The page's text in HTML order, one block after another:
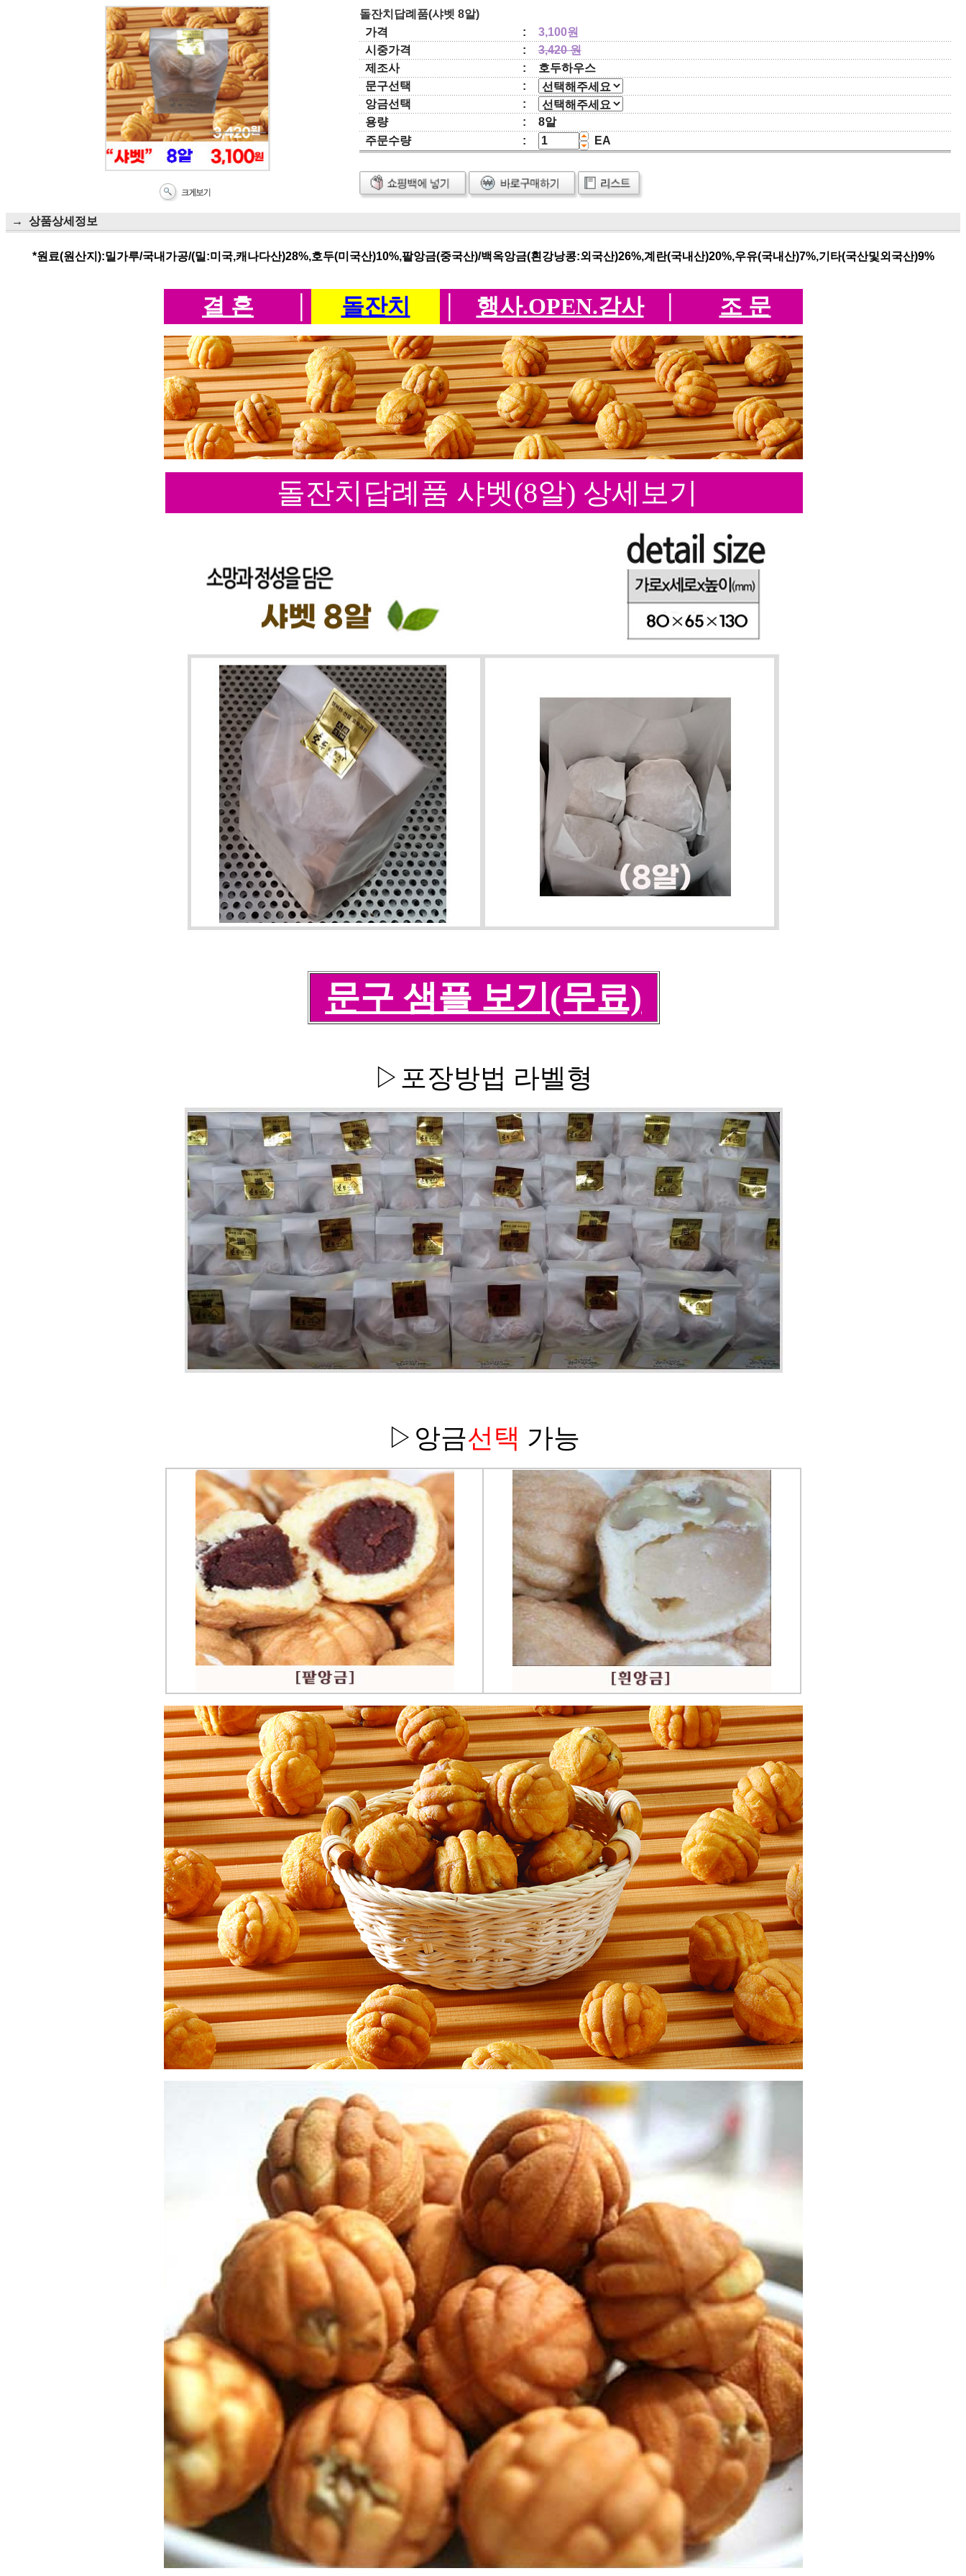
돌잔치답례품(샤벳 8알)
가격
:
3,100원
시중가격
:
3,420 원
제조사
:
호두하우스
문구선택
:
앙금선택
:
용량
:
8알
주문수량
: EA
→ 상품상세정보
*원료(원산지):밀가루/국내가공/(밀:미국,캐나다산)28%,호두(미국산)10%,팥앙금(중국산)/백옥앙금(흰강낭콩:외국산)26%,계란(국내산)20%,우유(국내산)7%,기타(국산및외국산)9%